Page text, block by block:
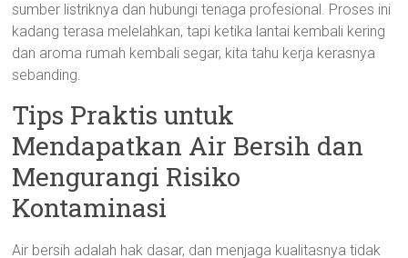
sumber listriknya dan hubungi tenaga profesional. Proses ini
kadang terasa melelahkan, tapi ketika lantai kembali kering
dan aroma rumah kembali segar, kita tahu kerja kerasnya
sebanding.
Tips Praktis untuk
Mendapatkan Air Bersih dan
Mengurangi Risiko
Kontaminasi
Air bersih adalah hak dasar, dan menjaga kualitasnya tidak